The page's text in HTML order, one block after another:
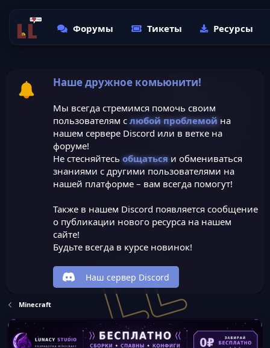
Форумы Тикеты Ресурсы
Наше дружное комьюнити!
Мы всегда стремимся помочь своим
пользователям с любой проблемойна
нашем сервере Discord или в ветке на
форуме!
Не стесняйтесь общатьсяи обмениваться
знаниями с другими пользователями на
нашей платформе – вам всегда помогут!
Также в нашем Discord появляется сообщение
о публикации нового ресурса на нашем
сайте!
Будьте всегда в курсе новинок!
Наш сервер Discord
Minecraft